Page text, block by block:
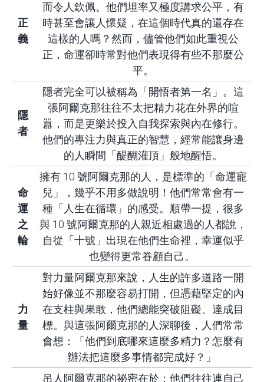
正
義
而令人欽佩。他們坦率又極度講求公平，有
時甚至會讓人懷疑，在這個時代真的還存在
這樣的人嗎？然而，儘管他們如此重視公
正，命運卻時常對他們表現得有些不那麼公
平。
隱
者
隱者完全可以被稱為「開悟者第一名」。這
張阿爾克那往往不太把精力花在外界的喧
囂，而是更樂於投入自我探索與內在修行。
他們的專注力與真正的智慧，經常能讓身邊
的人瞬間「醍醐灌頂」般地醒悟。
命
運
之
輪
擁有 10 號阿爾克那的人，是標準的「命運寵
兒」，幾乎不用多做說明！他們常常會有一
種「人生在循環」的感受。順帶一提，很多
與 10 號阿爾克那的人親近相處過的人都說，
自從「十號」出現在他們生命裡，幸運似乎
也變得更常眷顧自己。
力
量
對力量阿爾克那來說，人生的許多道路一開
始好像並不那麼容易打開，但憑藉堅定的內
在支柱與果敢，他們總能突破阻礙、達成目
標。與這張阿爾克那的人深聊後，人們常常
會想：「他們到底哪來這麼多精力？怎麼有
辦法把這麼多事情都完成好？」
吊人阿爾克那的祕密在於：他們往往連自己